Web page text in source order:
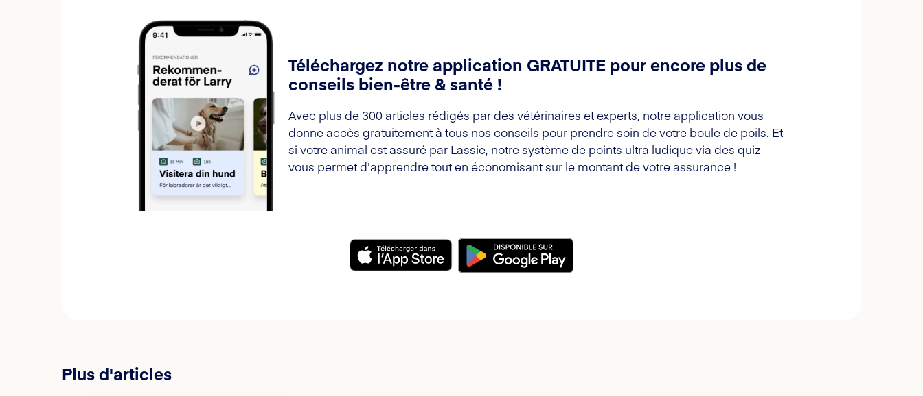
Téléchargez notre application GRATUITE pour encore plus de
conseils bien-être & santé !
Avec plus de 300 articles rédigés par des vétérinaires et experts, notre application vous
donne accès gratuitement à tous nos conseils pour prendre soin de votre boule de poils. Et
si votre animal est assuré par Lassie, notre système de points ultra ludique via des quiz
vous permet d'apprendre tout en économisant sur le montant de votre assurance !
Plus d'articles